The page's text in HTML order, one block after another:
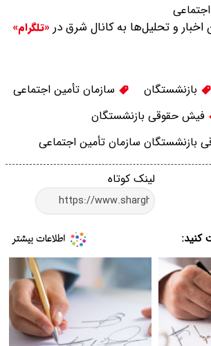
اخبار و تحلیل‌ها به کانال شرق در «تلگرام»
بازنشستگان
سازمان تأمین اجتماعی
فیش حقوقی بازنشستگان
بازنشستگان سازمان تأمین اجتماعی
لینک کوتاه
کنید: